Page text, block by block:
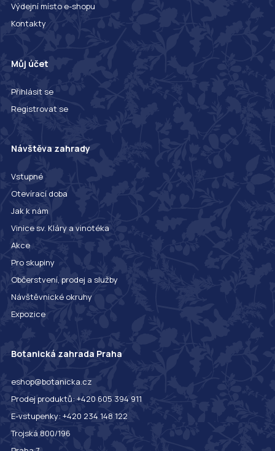
Výdejní místo e-shopu
Kontakty
Můj účet
Přihlásit se
Registrovat se
Návštěva zahrady
Vstupné
Otevírací doba
Jak k nám
Vinice sv. Kláry a vinotéka
Akce
Pro skupiny
Občerstvení, prodej a služby
Návštěvnické okruhy
Expozice
Botanická zahrada Praha
eshop@botanicka.cz
Prodej produktů: +420 605 394 911
E-vstupenky: +420 234 148 122
Trojská 800/196